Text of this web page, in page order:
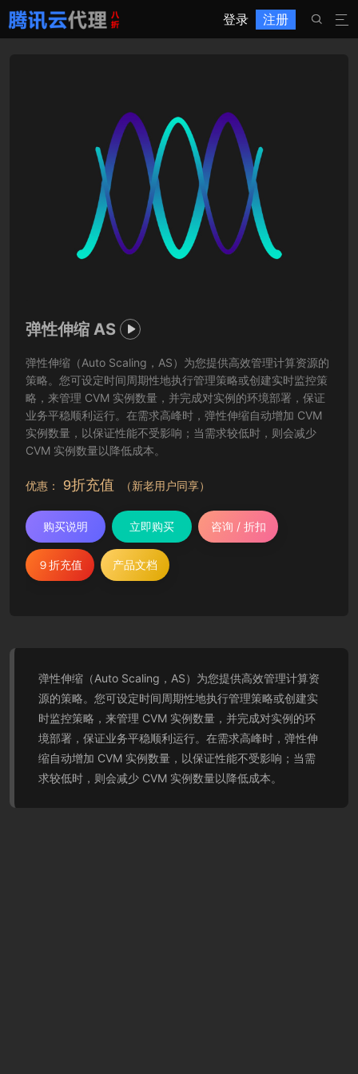
登录 注册 

弹性伸缩 AS 
弹性伸缩（Auto Scaling，AS）为您提供高效管理计算资源的
策略。您可设定时间周期性地执行管理策略或创建实时监控策
略，来管理 CVM 实例数量，并完成对实例的环境部署，保证
业务平稳顺利运行。在需求高峰时，弹性伸缩自动增加 CVM
实例数量，以保证性能不受影响；当需求较低时，则会减少
CVM 实例数量以降低成本。
优惠： 9折充值 （新老用户同享）
购买说明 立即购买 咨询 / 折扣
９折充值 产品文档
弹性伸缩（Auto Scaling，AS）为您提供高效管理计算资
源的策略。您可设定时间周期性地执行管理策略或创建实
时监控策略，来管理 CVM 实例数量，并完成对实例的环
境部署，保证业务平稳顺利运行。在需求高峰时，弹性伸
缩自动增加 CVM 实例数量，以保证性能不受影响；当需
求较低时，则会减少 CVM 实例数量以降低成本。